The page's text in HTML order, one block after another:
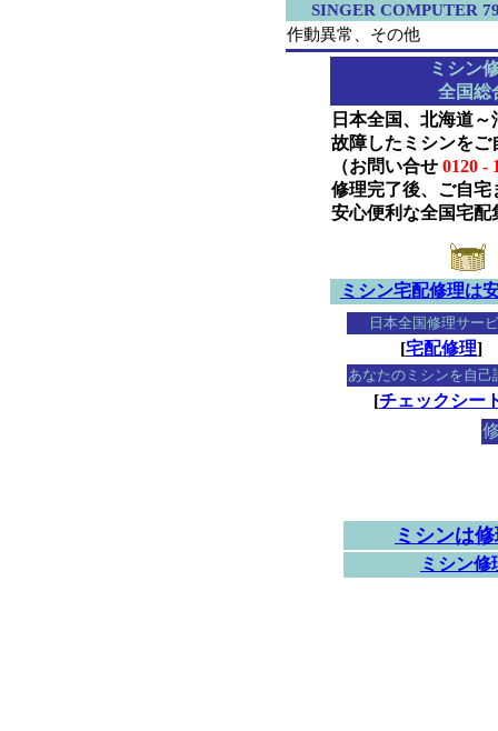
SINGER COMPUTER
作動異常、その他
ミシン
全国総
日本全国、北海道
故障したミシンをご
（お問い合せ 0120 -
修理完了後、ご自宅
安心便利な全国宅配
ミシン宅配修理は
日本全国修理サー
[宅配修理]
あなたのミシンを自己
[チェックシー
ミシンは
ミシン